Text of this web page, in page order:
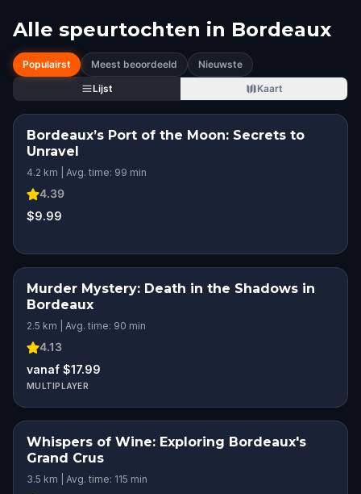
Alle speurtochten in Bordeaux
Populairst Meest beoordeeld
Nieuwste
Lijst
Kaart
Bordeaux’s Port of the Moon: Secrets to
Unravel
4.2 km | Avg. time: 99 min
4.39
$9.99
Murder Mystery: Death in the Shadows in
Bordeaux
2.5 km | Avg. time: 90 min
4.13
vanaf $17.99
MULTIPLAYER
Whispers of Wine: Exploring Bordeaux's
Grand Crus
3.5 km | Avg. time: 115 min